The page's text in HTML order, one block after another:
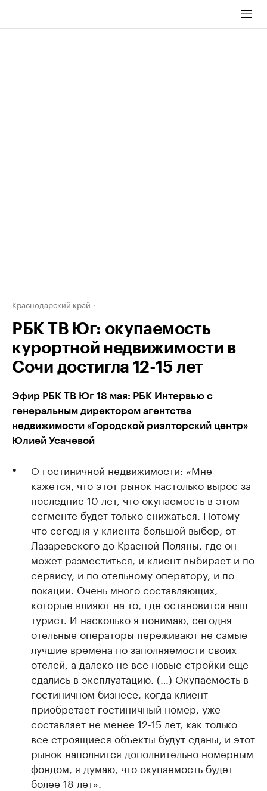
Краснодарский край
РБК ТВ Юг: окупаемость
курортной недвижимости в
Сочи достигла 12-15 лет
Эфир РБК ТВ Юг 18 мая: РБК Интервью с
генеральным директором агентства
недвижимости «Городской риэлторский центр»
Юлией Усачевой
О гостиничной недвижимости: «Мне
кажется, что этот рынок настолько вырос за
последние 10 лет, что окупаемость в этом
сегменте будет только снижаться. Потому
что сегодня у клиента большой выбор, от
Лазаревского до Красной Поляны, где он
может разместиться, и клиент выбирает и по
сервису, и по отельному оператору, и по
локации. Очень много составляющих,
которые влияют на то, где остановится наш
турист. И насколько я понимаю, сегодня
отельные операторы переживают не самые
лучшие времена по заполняемости своих
отелей, а далеко не все новые стройки еще
сдались в эксплуатацию. (…) Окупаемость в
гостиничном бизнесе, когда клиент
приобретает гостиничный номер, уже
составляет не менее 12-15 лет, как только
все строящиеся объекты будут сданы, и этот
рынок наполнится дополнительно номерным
фондом, я думаю, что окупаемость будет
более 18 лет».